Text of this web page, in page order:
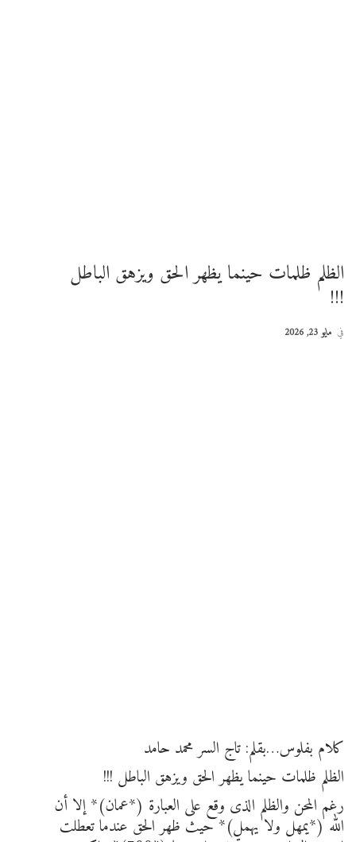
الظلم ظلمات حينما يظهر الحق ويزهق الباطل
!!!
في مايو 23, 2026
كلام بفلوس…بقلم: تاج السر محمد حامد
الظلم ظلمات حينما يظهر الحق ويزهق الباطل !!!
رغم المحن والظلم الذى وقع على العبارة (*عمان)* إلا أن
الله (*يمهل ولا يهمل)* حيث ظهر الحق عندما تعطلت